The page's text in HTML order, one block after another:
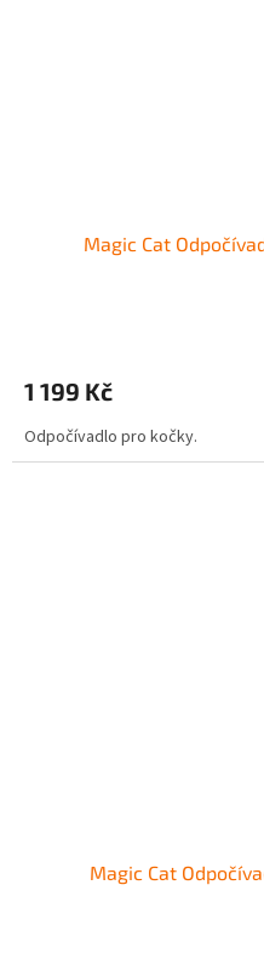
Magic Cat
1 199 Kč
Odpočívadlo pro kočky.
Magic Cat